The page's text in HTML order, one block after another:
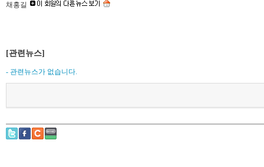
채홍길
[관련뉴스]
- 관련뉴스가 없습니다.